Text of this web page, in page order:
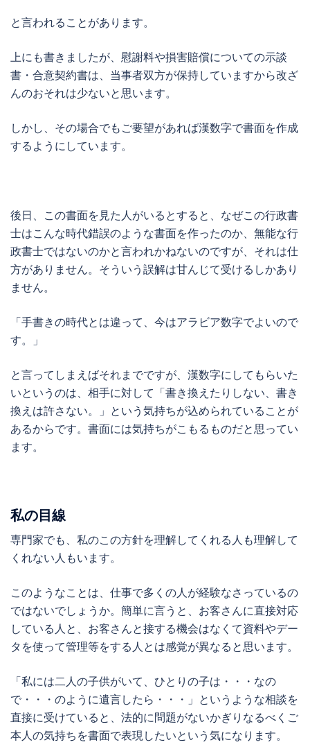
と言われることがあります。
上にも書きましたが、慰謝料や損害賠償についての示談
書・合意契約書は、当事者双方が保持していますから改ざ
んのおそれは少ないと思います。
しかし、その場合でもご要望があれば漢数字で書面を作成
するようにしています。
後日、この書面を見た人がいるとすると、なぜこの行政書
士はこんな時代錯誤のような書面を作ったのか、無能な行
政書士ではないのかと言われかねないのですが、それは仕
方がありません。そういう誤解は甘んじて受けるしかあり
ません。
「手書きの時代とは違って、今はアラビア数字でよいので
す。」
と言ってしまえばそれまでですが、漢数字にしてもらいた
いというのは、相手に対して「書き換えたりしない、書き
換えは許さない。」という気持ちが込められていることが
あるからです。書面には気持ちがこもるものだと思ってい
ます。
私の目線
専門家でも、私のこの方針を理解してくれる人も理解して
くれない人もいます。
このようなことは、仕事で多くの人が経験なさっているの
ではないでしょうか。簡単に言うと、お客さんに直接対応
している人と、お客さんと接する機会はなくて資料やデー
タを使って管理等をする人とは感覚が異なると思います。
「私には二人の子供がいて、ひとりの子は・・・なの
で・・・のように遺言したら・・・」というような相談を
直接に受けていると、法的に問題がないかぎりなるべくご
本人の気持ちを書面で表現したいという気になります。